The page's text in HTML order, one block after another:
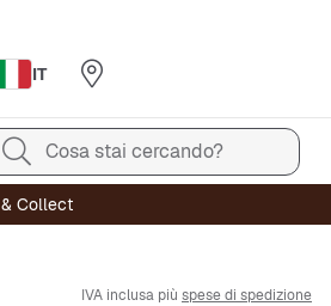
IT
Cosa stai cercando?
Collect
IVA inclusa più spese di spedizione